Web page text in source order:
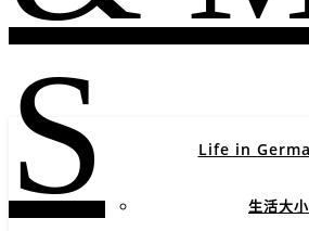
S
Life in
生活大